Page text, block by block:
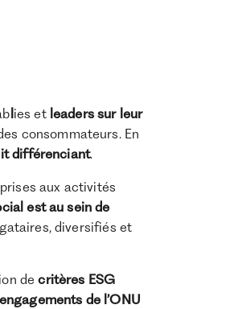
lies et leaders sur leur
consommateurs. En
différenciant.
aux activités
est au sein de
diversifiés et
decritères ESG
engagements de l’ONU